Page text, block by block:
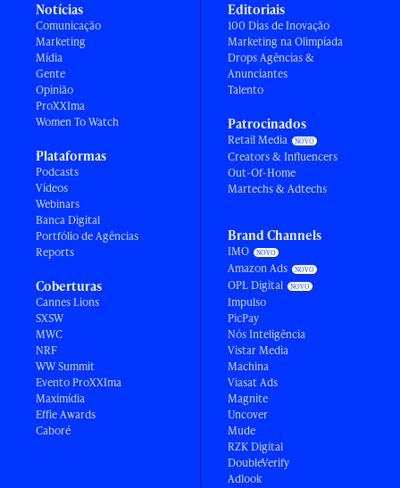
Notícias
Comunicação
Marketing
Mídia
Gente
Opinião
ProXXIma
Women To Watch
Plataformas
Podcasts
Vídeos
Webinars
Banca Digital
Portfólio de Agências
Reports
Coberturas
Cannes Lions
SXSW
MWC
NRF
WW Summit
Evento ProXXIma
Maximídia
Effie Awards
Caboré
Editoriais
100 Dias de Inovação
Marketing na Olimpíada
Drops Agências &
Anunciantes
Talento
Patrocinados
Retail Media
Creators & Influencers
Out-Of-Home
Martechs & Adtechs
Brand Channels
IMO
Amazon Ads
OPL Digital
Impulso
PicPay
Nós Inteligência
Vistar Media
Machina
Viasat Ads
Magnite
Uncover
Mude
RZK Digital
DoubleVerify
Adlook